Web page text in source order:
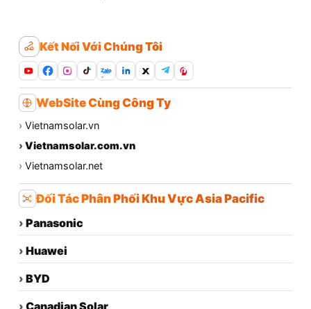
Kết Nối Với Chúng Tôi
Zalo
WebSite Cùng Công Ty
› Vietnamsolar.vn
› Vietnamsolar.com.vn
› Vietnamsolar.net
Đối Tác Phân Phối Khu Vực Asia Pacific
› Panasonic
› Huawei
› BYD
› Canadian Solar